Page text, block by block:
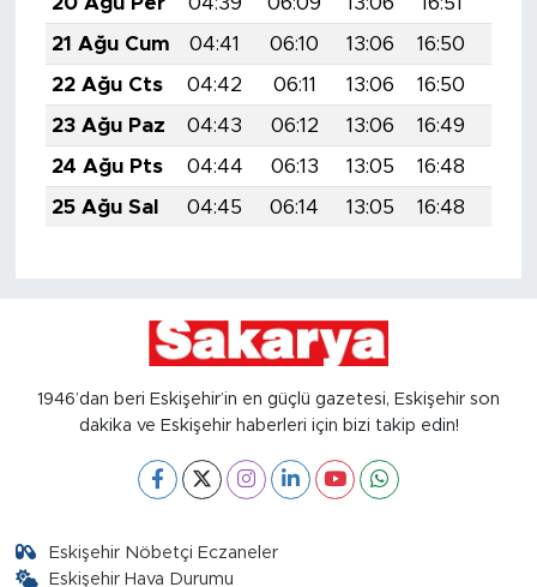
21 Ağu Cum
04:41 06:10 13:06 16:50
22 Ağu Cts
04:42 06:11 13:06 16:50
23 Ağu Paz
04:43 06:12 13:06 16:49
24 Ağu Pts
04:44 06:13 13:05 16:48
25 Ağu Sal
04:45 06:14 13:05 16:48
1946’dan beri Eskişehir’in en güçlü gazetesi, Eskişehir son
dakika ve Eskişehir haberleri için bizi takip edin!
Eskişehir Nöbetçi Eczaneler
Eskişehir Hava Durumu